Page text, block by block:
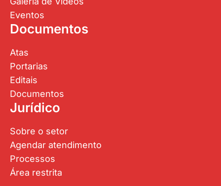
Eventos
Documentos
Atas
Portarias
Editais
Documentos
Jurídico
Sobre o setor
Agendar atendimento
Processos
Área restrita